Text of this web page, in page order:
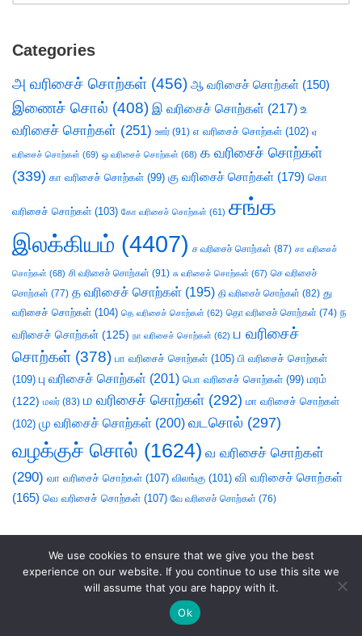
Categories
அ வரிசைச் சொற்கள் (456) ஆ வரிசைச் சொற்கள் (150)
இணைச் சொல் (408) இ வரிசைச் சொற்கள் (217) உ
வரிசைச் சொற்கள் (251) ஊர் (91) எ வரிசைச் சொற்கள் (102) ஏ
வரிசைச் சொற்கள் (69) ஒ வரிசைச் சொற்கள் (68) க வரிசைச் சொற்கள்
(339) கா வரிசைச் சொற்கள் (99) கு வரிசைச் சொற்கள் (179) கொ
வரிசைச் சொற்கள் (103) கோ வரிசைச் சொற்கள் (61) சங்க
இலக்கியம் (4407) ச வரிசைச் சொற்கள் (87) சா வரிசைச்
சொற்கள் (68) சி வரிசைச் சொற்கள் (91) சு வரிசைச் சொற்கள் (67) செ வரிசைச்
சொற்கள் (77) த வரிசைச் சொற்கள் (195) தி வரிசைச் சொற்கள் (82) து
வரிசைச் சொற்கள் (104) தெ வரிசைச் சொற்கள் (62) தொ வரிசைச் சொற்கள் (74) ந
வரிசைச் சொற்கள் (125) நா வரிசைச் சொற்கள் (62) ப வரிசைச்
சொற்கள் (378) பா வரிசைச் சொற்கள் (105) பி வரிசைச் சொற்கள்
(109) பு வரிசைச் சொற்கள் (201) பொ வரிசைச் சொற்கள் (99) மரம்
(122) மலர் (83) ம வரிசைச் சொற்கள் (292) மா வரிசைச் சொற்கள்
(102) மு வரிசைச் சொற்கள் (200) வடசொல் (297)
வழக்குச் சொல் (1624) வ வரிசைச் சொற்கள்
(290) வா வரிசைச் சொற்கள் (107) விலங்கு (101) வி வரிசைச் சொற்கள்
(165) வெ வரிசைச் சொற்கள் (107) வே வரிசைச் சொற்கள் (76)
சொலல்வல்லன்|நல்லாயன்
We use cookies to ensure that we give you the best
experience on our website. If you continue to use this site we
will assume that you are happy with it.
Ok